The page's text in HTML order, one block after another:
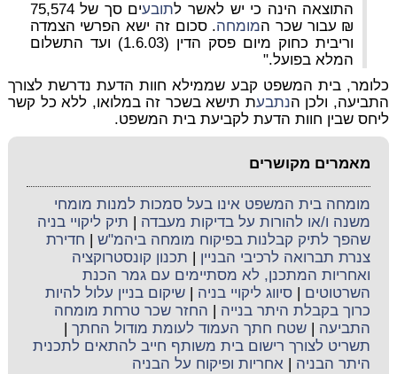
התוצאה הינה כי יש לאשר לתובע
ים סך של 75,574
₪ עבור שכר המומחה. סכום זה ישא הפרשי הצמדה
וריבית כחוק מיום פסק הדין (1.6.03) ועד התשלום
המלא בפועל."
כלומר, בית המשפט קבע שממילא חוות הדעת נדרשת לצורך
התביעה, ולכן הנתבעת תישא בשכר זה במלואו, ללא כל קשר
ליחס שבין חוות הדעת לקביעת בית המשפט.
מאמרים מקושרים
מומחה בית המשפט אינו בעל סמכות למנות מומחי
משנה ו/או להורות על בדיקות מעבדה
תיק ליקויי בניה
שהפך לתיק קבלנות בפיקוח מומחה ביהמ"ש
חדירת
צנרת תברואה לרכיבי הבניין
תכנון קונסטרוקציה
ואחריות המתכנן, לא מסתיימים עם גמר הכנת
השרטוטים |סיווג ליקויי בניה |שיקום בניין עלול להיות
כרוך בקבלת היתר בנייה
החזר שכר טרחת מומחה
התביעה |שטח חתך העמוד לעומת מודול החתך
תשריט לצורך רישום בית משותף חייב להתאים לתכנית
היתר הבניה |אחריות ופיקוח על הבניה